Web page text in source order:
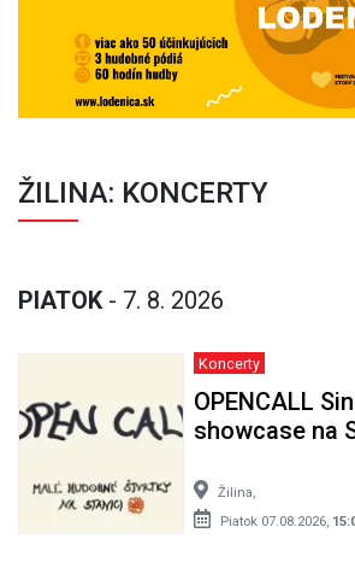
ŽILINA: KONCERTY
PIATOK - 7. 8. 2026
Koncerty
OPENCALL
showcase na
Žilina,
Piatok 07.08.2026,